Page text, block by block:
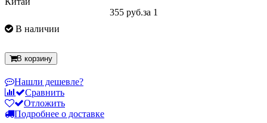
355 руб.за 1
В наличии
В корзину
Нашли дешевле?
Сравнить
Отложить
Подробнее о доставке